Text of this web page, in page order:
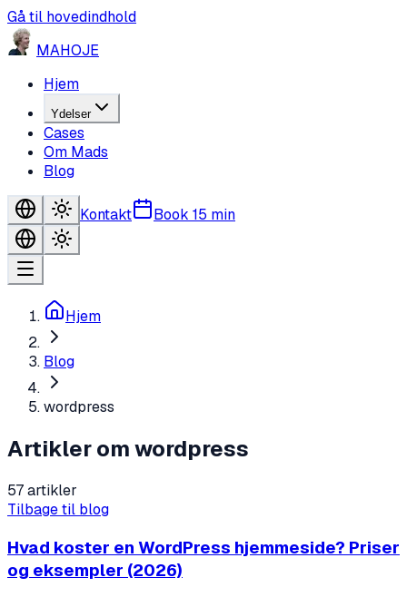
Gå til hovedindhold
MAHOJE
Hjem
Ydelser
Cases
Om Mads
Blog
Kontakt Book 15 min
Hjem
Blog
wordpress
Artikler om wordpress
57 artikler
Tilbage til blog
Hvad koster en WordPress hjemmeside? Priser
og eksempler (2026)